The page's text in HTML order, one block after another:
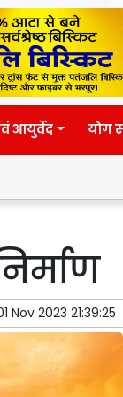
आयुर्वेद योग
Eternal
Nov 2023 21:39:25